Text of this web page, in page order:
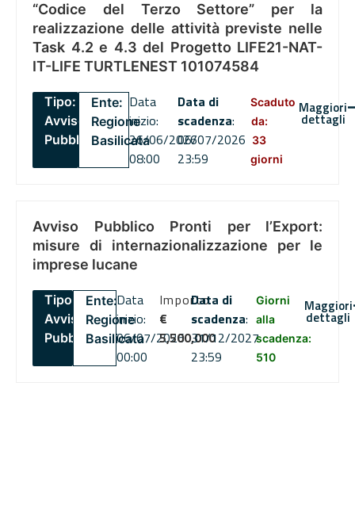
“Codice del Terzo Settore” per la
realizzazione delle attività previste nelle
Task 4.2 e 4.3 del Progetto LIFE21-NAT-
IT-LIFE TURTLENEST 101074584
Tipo:
Avviso
Pubblico
Ente:
Regione
Basilicata
Data
inizio:
26/06/2026
08:00
Data di
scadenza:
06/07/2026
23:59
Scaduto
da:
33
giorni
Maggiori
dettagli
Avviso Pubblico Pronti per l’Export:
misure di internazionalizzazione per le
imprese lucane
Tipo:
Avviso
Pubblico
Ente:
Regione
Basilicata
Data
inizio:
06/07/2026
00:00
Importo
€
5,500,000
Data di
scadenza:
31/12/2027
23:59
Giorni
alla
scadenza:
510
Maggiori
dettagli